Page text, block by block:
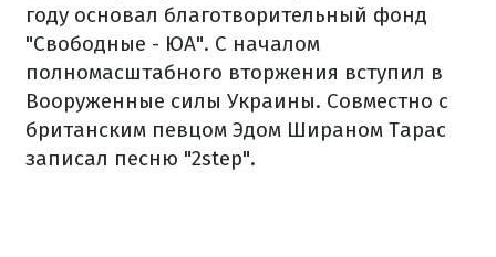
году основал благотворительный фонд
"Свободные - ЮА". С началом
полномасштабного вторжения вступил в
Вооруженные силы Украины. Совместно с
британским певцом Эдом Шираном Тарас
записал песню "2step".